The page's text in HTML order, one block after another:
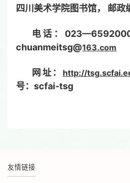
四川美术学院图书馆， 邮
电话：
chuanmeitsg@163.com
网址： http://
号：scfai-tsg
友情链接